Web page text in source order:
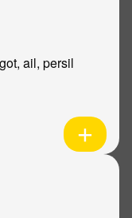
ail, persil